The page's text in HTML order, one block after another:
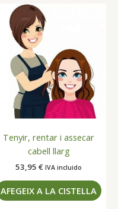
Tenyir, rentar i assecar
cabell llarg
53,95 € IVA incluido
AFEGEIX A LA CISTELLA